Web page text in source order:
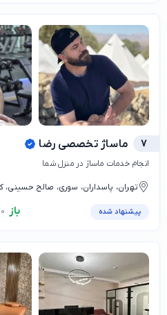
7 ماساژ تخصصی رضا
انجام خدمات ماساژ در منزل شما
تهران، پاسداران، سوری، صالح حسینی،
پیشنهاد شده باز